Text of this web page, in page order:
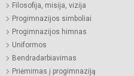
Filosofija, misija, vizija
Progimnazijos simboliai
Progimnazijos himnas
Uniformos
Bendradarbiavimas
Priėmimas į progimnaziją